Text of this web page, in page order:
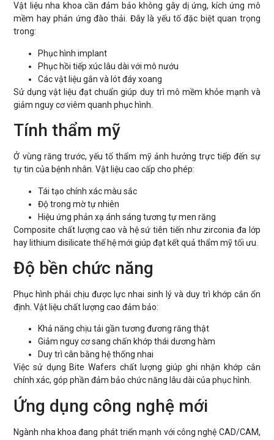
Vật liệu nha khoa cần đảm bảo không gây dị ứng, kích ứng mô
mềm hay phản ứng đào thải. Đây là yếu tố đặc biệt quan trọng
trong:
Phục hình implant
Phục hồi tiếp xúc lâu dài với mô nướu
Các vật liệu gắn và lót đáy xoang
Sử dụng vật liệu đạt chuẩn giúp duy trì mô mềm khỏe mạnh và
giảm nguy cơ viêm quanh phục hình.
Tính thẩm mỹ
Ở vùng răng trước, yếu tố thẩm mỹ ảnh hưởng trực tiếp đến sự
tự tin của bệnh nhân. Vật liệu cao cấp cho phép:
Tái tạo chính xác màu sắc
Độ trong mờ tự nhiên
Hiệu ứng phản xạ ánh sáng tương tự men răng
Composite chất lượng cao và hệ sứ tiên tiến như zirconia đa lớp
hay lithium disilicate thế hệ mới giúp đạt kết quả thẩm mỹ tối ưu.
Độ bền chức năng
Phục hình phải chịu được lực nhai sinh lý và duy trì khớp cắn ổn
định. Vật liệu chất lượng cao đảm bảo:
Khả năng chịu tải gần tương đương răng thật
Giảm nguy cơ sang chấn khớp thái dương hàm
Duy trì cân bằng hệ thống nhai
Việc sử dụng Bite Wafers chất lượng giúp ghi nhận khớp cắn
chính xác, góp phần đảm bảo chức năng lâu dài của phục hình.
Ứng dụng công nghệ mới
Ngành nha khoa đang phát triển mạnh với công nghệ CAD/CAM,